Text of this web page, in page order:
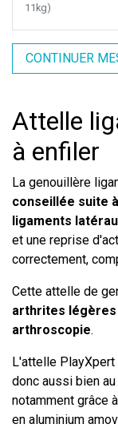
11kg)
CONTINUER
Attelle
à enfiler
La genouillère
conseillée suite
ligaments
et une reprise
correctement,
Cette attelle de
arthrites légères
arthroscopie.
L'attelle
donc aussi bien
notamment grâce
en aluminium